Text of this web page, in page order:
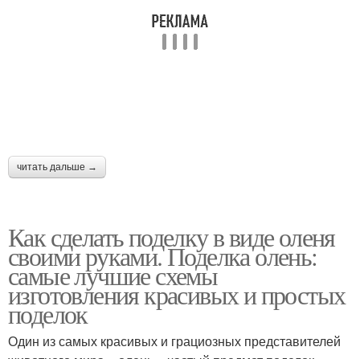
читать дальше →
Как сделать поделку в виде оленя
своими руками. Поделка олень:
самые лучшие схемы
изготовления красивых и простых
поделок
Один из самых красивых и грациозных представителей